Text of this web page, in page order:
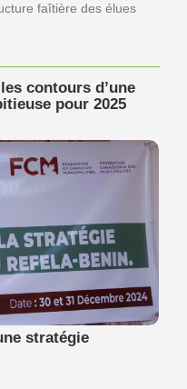
faîtière des élues
contours d’une
pour 2025
stratégie